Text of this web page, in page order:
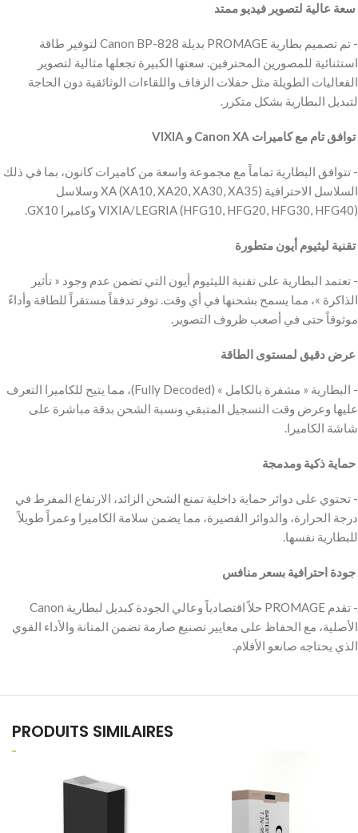
‫ سعة عالية لتصوير فيديو ممتد
‫- تم تصميم بطارية PROMAGE بديلة Canon BP-828 لتوفير طاقة
استثنائية للمصورين المحترفين. سعتها الكبيرة تجعلها مثالية لتصوير
الفعاليات الطويلة مثل حفلات الزفاف واللقاءات الوثائقية دون الحاجة
لتبديل البطارية بشكل متكرر.
‫ توافق تام مع كاميرات Canon XA و VIXIA
‫- تتوافق البطارية تماماً مع مجموعة واسعة من كاميرات كانون، بما في ذلك
السلاسل الاحترافية XA (XA10, XA20, XA30, XA35) وسلاسل
VIXIA/LEGRIA (HFG10, HFG20, HFG30, HFG40) وكاميرا GX10.
‫ تقنية ليثيوم أيون متطورة
‫- تعتمد البطارية على تقنية الليثيوم أيون التي تضمن عدم وجود « تأثير
الذاكرة »، مما يسمح بشحنها في أي وقت. توفر تدفقاً مستقراً للطاقة وأداءً
موثوقاً حتى في أصعب ظروف التصوير.
‫ عرض دقيق لمستوى الطاقة
‫- البطارية « مشفرة بالكامل » (Fully Decoded)، مما يتيح للكاميرا التعرف
عليها وعرض وقت التسجيل المتبقي ونسبة الشحن بدقة مباشرة على
شاشة الكاميرا.
‫ حماية ذكية ومدمجة
‫- تحتوي على دوائر حماية داخلية تمنع الشحن الزائد، الارتفاع المفرط في
درجة الحرارة، والدوائر القصيرة، مما يضمن سلامة الكاميرا وعمراً طويلاً
للبطارية نفسها.
‫ جودة احترافية بسعر منافس
‫- تقدم PROMAGE حلاً اقتصادياً وعالي الجودة كبديل لبطارية Canon
الأصلية، مع الحفاظ على معايير تصنيع صارمة تضمن المتانة والأداء القوي
الذي يحتاجه صانعو الأفلام.
PRODUITS SIMILAIRES